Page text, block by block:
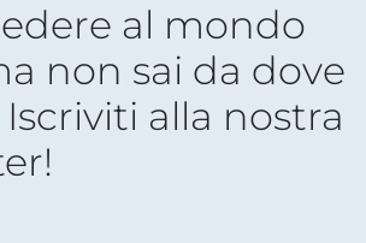
al mondo
non sai da dove
alla nostra